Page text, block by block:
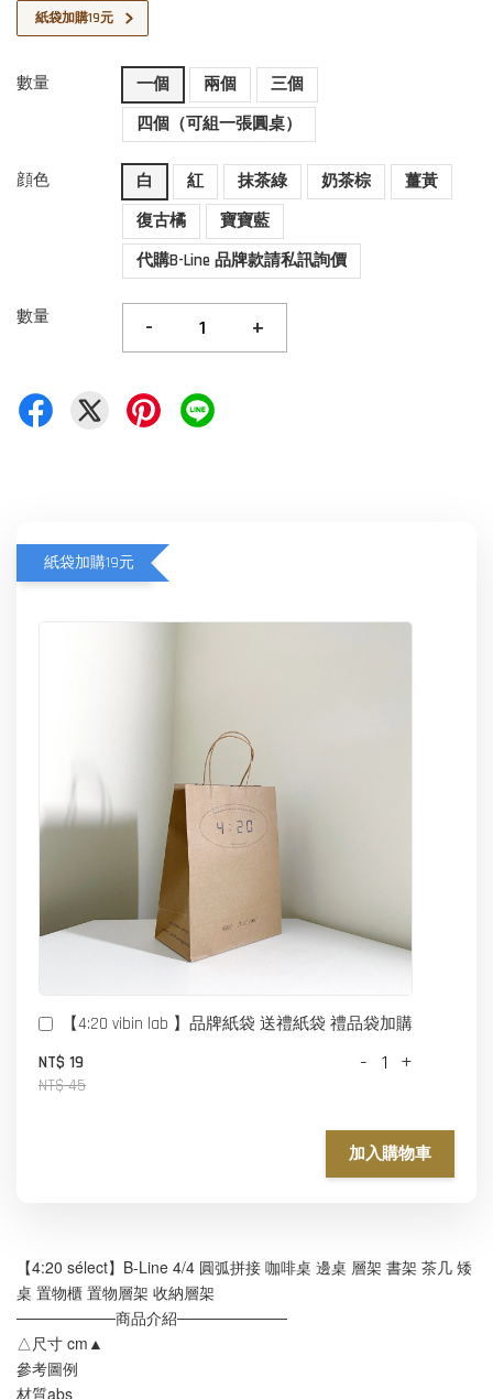
紙袋加購19元
數量 一個 兩個
三個
四個（可組一張圓桌）
顔色 白 紅 抹茶綠 奶茶棕
薑黃
復古橘
寶寶藍
代購B-Line 品牌款請私訊詢價
數量 - +
紙袋加購19元
【4:20 vibin lab 】品牌紙袋 送禮紙袋 禮品袋加購
NT$ 19
NT$ 45
- +
加入購物車
【4:20 sélect】B-Line 4/4 圓弧拼接 咖啡桌 邊桌 層架 書架 茶几 矮
桌 置物櫃 置物層架 收納層架
─────────商品介紹──────────
△尺寸 cm▲
參考圖例
材質abs